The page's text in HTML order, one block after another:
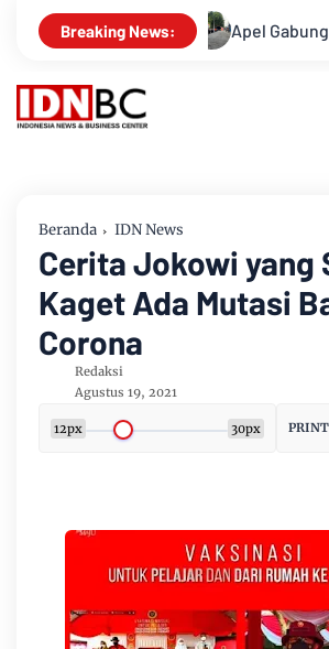
Breaking News:
Apel Gabungan
Beranda IDN News
Cerita Jokowi yang
Kaget Ada Mutasi
Corona
Redaksi
Agustus 19, 2021
12px 30px PRINT